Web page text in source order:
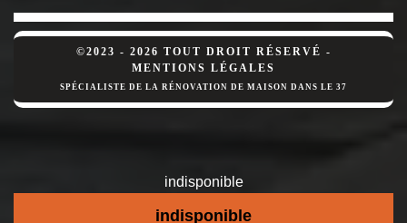
©2023 - 2026 TOUT DROIT RÉSERVÉ -
MENTIONS LÉGALES
SPÉCIALISTE DE LA RÉNOVATION DE MAISON DANS LE 37
indisponible
indisponible